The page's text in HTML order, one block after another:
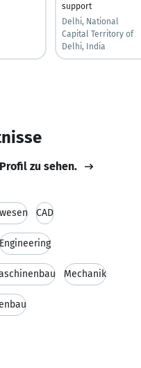
support
Delhi, National
Capital Territory of
Delhi, India
zu sehen.
CAD
Engineering
Mechanik